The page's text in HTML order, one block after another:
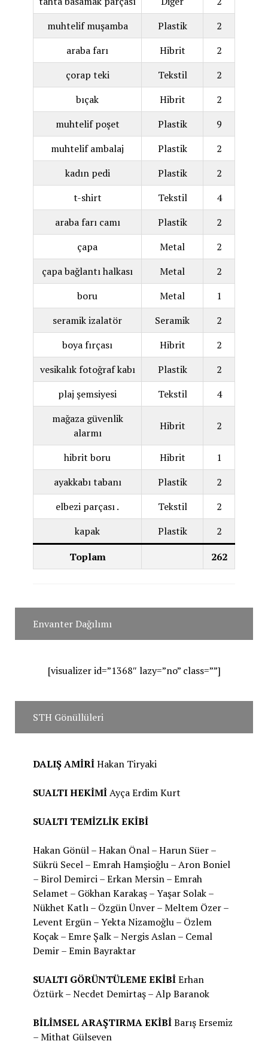
muhtelif muşamba
Plastik
2
araba farı
Hibrit
2
çorap teki
Tekstil
2
bıçak
Hibrit
2
muhtelif poşet
Plastik
9
muhtelif ambalaj
Plastik
2
kadın pedi
Plastik
2
t-shirt
Tekstil
4
araba farı camı
Plastik
2
çapa
Metal
2
çapa bağlantı halkası
Metal
2
boru
Metal
1
seramik izalatör
Seramik
2
boya fırçası
Hibrit
2
vesikalık fotoğraf kabı
Plastik
2
plaj şemsiyesi
Tekstil
4
mağaza güvenlik
alarmı
Hibrit 2
hibrit boru Hibrit
1
ayakkabı tabanı
Plastik
2
elbezi parçası .
Tekstil
2
kapak
Plastik
2
Toplam
262
Envanter Dağılımı
[visualizer id=”1368″ lazy=”no” class=””]
STH Gönüllüleri
DALIŞ AMİRİHakan Tiryaki
SUALTI HEKİMİAyça Erdim Kurt
SUALTI TEMİZLİK EKİBİ
Hakan Gönül – Hakan Önal – Harun Süer –
Sükrü Secel – Emrah Hamşioğlu – Aron Boniel
– Birol Demirci – Erkan Mersin – Emrah
Selamet – Gökhan Karakaş – Yaşar Solak –
Nükhet Katlı – Özgün Ünver – Meltem Özer –
Levent Ergün – Yekta Nizamoğlu – Özlem
Koçak – Emre Şalk – Nergis Aslan – Cemal
Demir – Emin Bayraktar
SUALTI GÖRÜNTÜLEME EKİBİErhan
Öztürk – Necdet Demirtaş – Alp Baranok
BİLİMSEL ARAŞTIRMA EKİBİBarış Ersemiz
– Mithat Gülseven